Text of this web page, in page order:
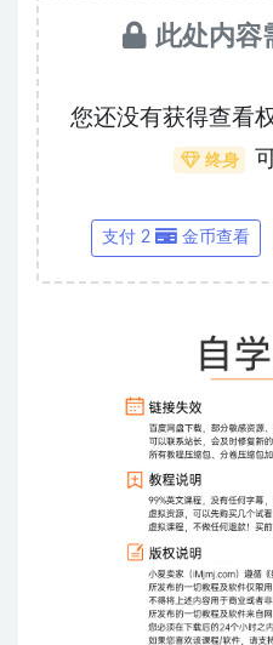
此处内容
您还没有获得查看
终身
支付 2 金币查看